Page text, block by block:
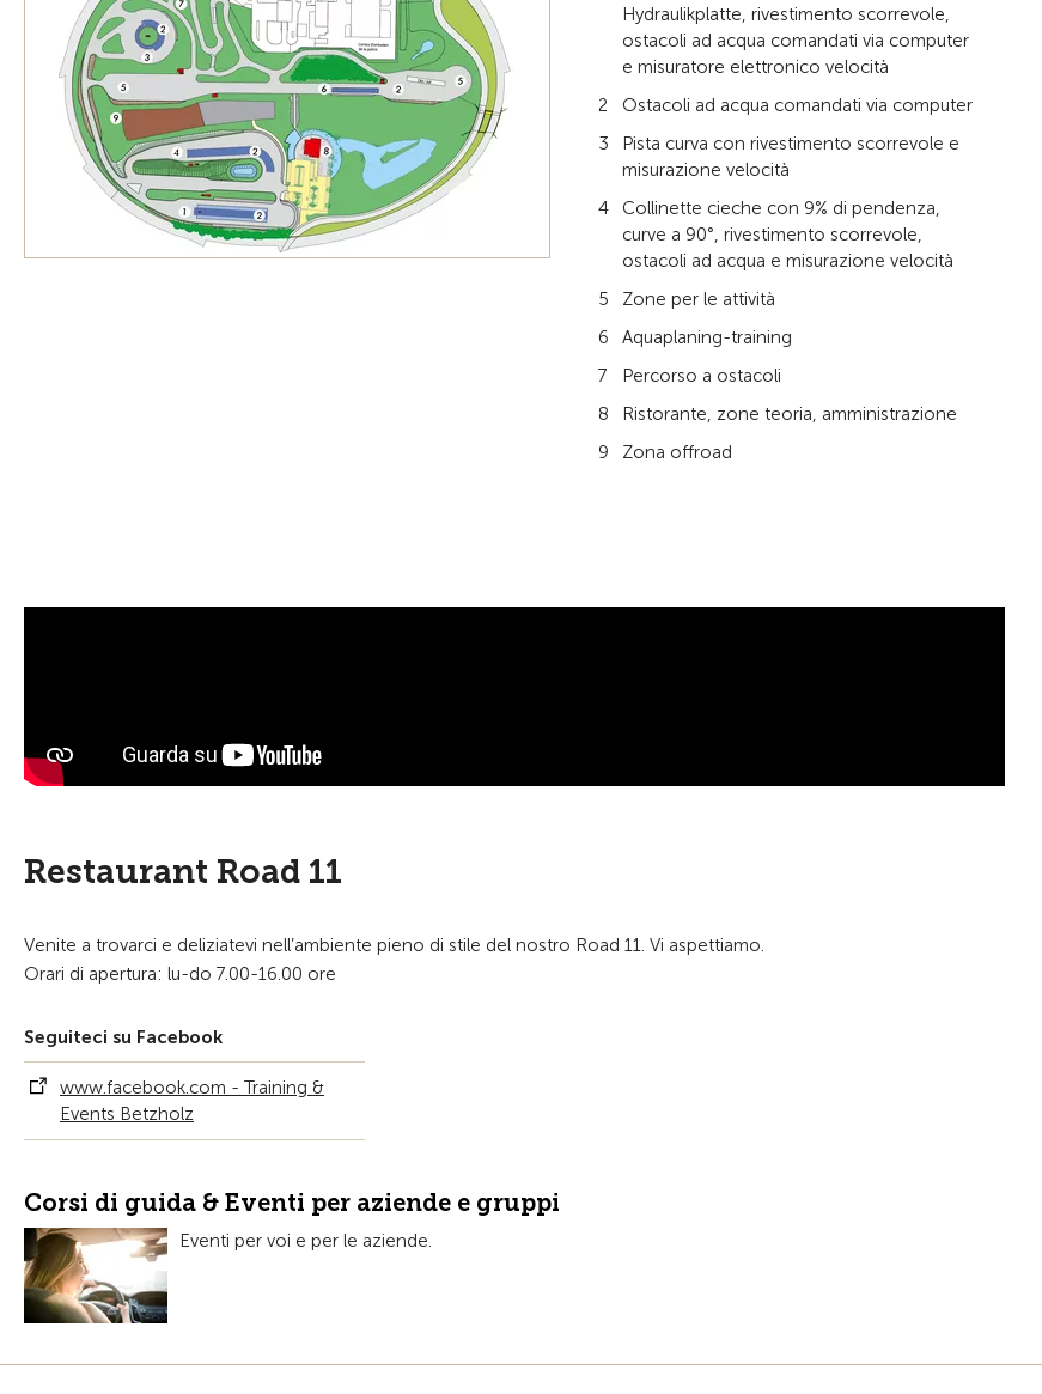
Hydraulikplatte, rivestimento scorrevole,
ostacoli ad acqua comandati via computer
e misuratore elettronico velocità
Ostacoli ad acqua comandati via computer
Pista curva con rivestimento scorrevole e
misurazione velocità
Collinette cieche con 9% di pendenza,
curve a 90°, rivestimento scorrevole,
ostacoli ad acqua e misurazione velocità
Zone per le attività
Aquaplaning-training
Percorso a ostacoli
Ristorante, zone teoria, amministrazione
Zona offroad
Restaurant Road 11
Venite a trovarci e deliziatevi nell’ambiente pieno di stile del nostro Road 11. Vi aspettiamo.
Orari di apertura: lu-do 7.00-16.00 ore
Seguiteci su Facebook
www.facebook.com - Training &
Events Betzholz
Corsi di guida & Eventi per aziende e gruppi
Eventi per voi e per le aziende.